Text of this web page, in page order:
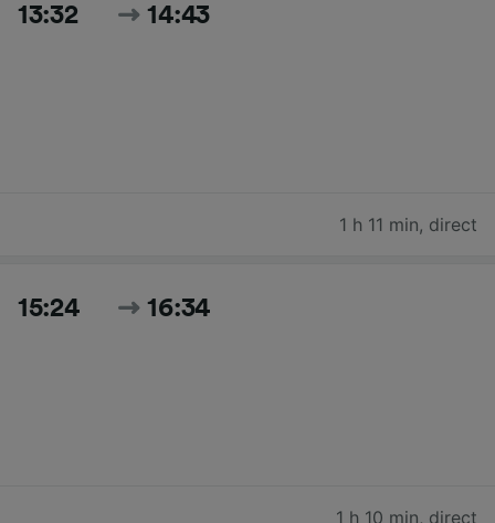
13:32 14:43
1 h 11 min, direct
15:24 16:34
1 h 10 min, direct